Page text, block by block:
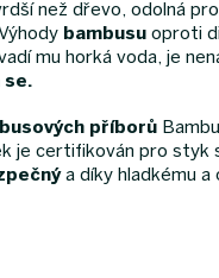
než dřevo, odolná
bambusu oproti
mu horká voda, je
příborů
je certifikován pro styk
a díky hladkému a